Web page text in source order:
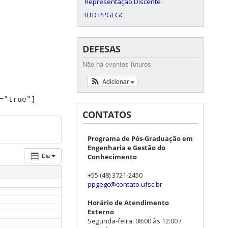
"true" ]
Dia
BTD PPGEGC
DEFESAS
Não há eventos futuros
Adicionar
CONTATOS
Programa de Pós-Graduação em
Engenharia e Gestão do
Conhecimento
+55 (48) 3721-2450
ppgegc@contato.ufsc.br
Horário de Atendimento
Externo
Segunda-feira: 08:00 às 12:00 /